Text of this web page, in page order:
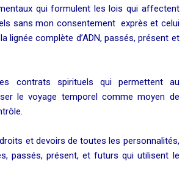
qui formulent les lois qui affectent
sans mon consentement exprès et celui
lignée complète d’ADN, passés, présent et
contrats spirituels qui permettent au
le voyage temporel comme moyen de
et devoirs de toutes les personnalités,
passés, présent, et futurs qui utilisent le